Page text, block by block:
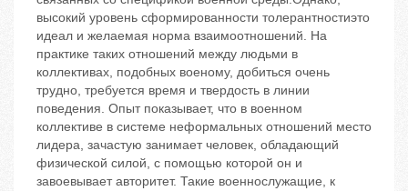
высокий уровень сформированности толерантности‬это
идеал и желаемая норма взаимоотношений. На
практике таких отношений между людьми в
коллективах, подобных военому, добиться очень
трудно, требуется время и твердость в линии
поведения. Опыт показывает, что в военном
коллективе в системе неформальных отношений место
лидера, зачастую занимает человек, обладающий
физической силой, с помощью которой он и
завоевывает авторитет. Такие военнослужащие, к